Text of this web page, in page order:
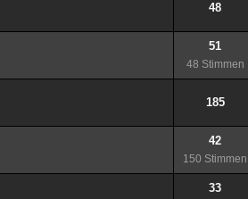
48
51
48 Stimmen
185
42
150 Stimmen
33